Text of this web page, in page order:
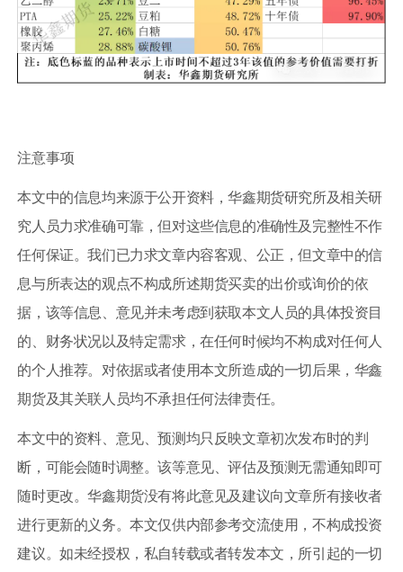
注意事项
本文中的信息均来源于公开资料，华鑫期货研究所及相关研
究人员力求准确可靠，但对这些信息的准确性及完整性不作
任何保证。我们已力求文章内容客观、公正，但文章中的信
息与所表达的观点不构成所述期货买卖的出价或询价的依
据，该等信息、意见并未考虑到获取本文人员的具体投资目
的、财务状况以及特定需求，在任何时候均不构成对任何人
的个人推荐。对依据或者使用本文所造成的一切后果，华鑫
期货及其关联人员均不承担任何法律责任。
本文中的资料、意见、预测均只反映文章初次发布时的判
断，可能会随时调整。该等意见、评估及预测无需通知即可
随时更改。华鑫期货没有将此意见及建议向文章所有接收者
进行更新的义务。本文仅供内部参考交流使用，不构成投资
建议。如未经授权，私自转载或者转发本文，所引起的一切